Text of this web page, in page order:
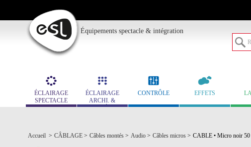
Équipements spectacle & intégration
ÉCLAIRAGE
SPECTACLE
ÉCLAIRAGE
ARCHI. &
MUSÉO.
CONTRÔLE EFFETS
Accueil > CÂBLAGE > Câbles montés > Audio > Câbles micros > CABLE • Micro noir